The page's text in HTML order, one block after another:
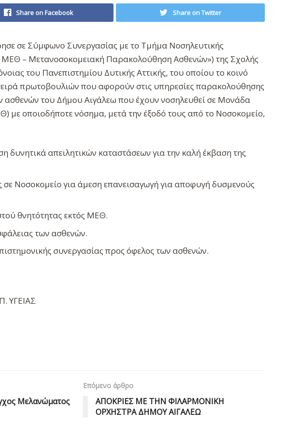
Share on Facebook Share on Twitter
σε Σύμφωνο Συνεργασίας με το Τμήμα Νοσηλευτικής
ΜΕΘ – Μετανοσοκομειακή Παρακολούθηση Ασθενών») της Σχολής
του Πανεπιστημίου Δυτικής Αττικής, του οποίου το κοινό
πρωτοβουλιών που αφορούν στις υπηρεσίες παρακολούθησης
ασθενών του Δήμου Αιγάλεω που έχουν νοσηλευθεί σε Μονάδα
με οποιοδήποτε νόσημα, μετά την έξοδό τους από το Νοσοκομείο,
δυνητικά απειλητικών καταστάσεων για την καλή έκβαση της
Νοσοκομείο για άμεση επανεισαγωγή για αποφυγή δυσμενούς
θνητότητας εκτός ΜΕΘ.
των ασθενών.
συνεργασίας προς όφελος των ασθενών.
ΥΓΕΙΑΣ
Μελανώματος
Επόμενο άρθρο
ΑΠΟΚΡΙΕΣ ΜΕ ΤΗΝ ΦΙΛΑΡΜΟΝΙΚΗ
ΟΡΧΗΣΤΡΑ ΔΗΜΟΥ ΑΙΓΑΛΕΩ